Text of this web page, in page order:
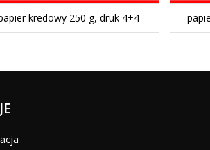
kredowy 250 g, druk 4+4